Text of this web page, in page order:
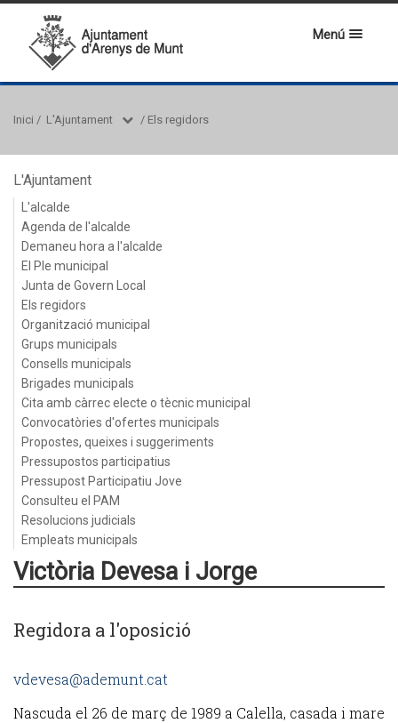
Menú
Inici / L'Ajuntament / Els regidors
L'Ajuntament
L'alcalde
Agenda de l'alcalde
Demaneu hora a l'alcalde
El Ple municipal
Junta de Govern Local
Els regidors
Organització municipal
Grups municipals
Consells municipals
Brigades municipals
Cita amb càrrec electe o tècnic municipal
Convocatòries d'ofertes municipals
Propostes, queixes i suggeriments
Pressupostos participatius
Pressupost Participatiu Jove
Consulteu el PAM
Resolucions judicials
Empleats municipals
Victòria Devesa i Jorge
Regidora a l'oposició
vdevesa@ademunt.cat
Nascuda el 26 de març de 1989 a Calella, casada i mare